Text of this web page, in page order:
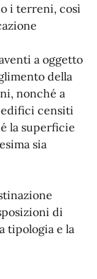
i terreni, così
a oggetto
della
nonché a
censiti
la superficie
sia
di
tipologia e la